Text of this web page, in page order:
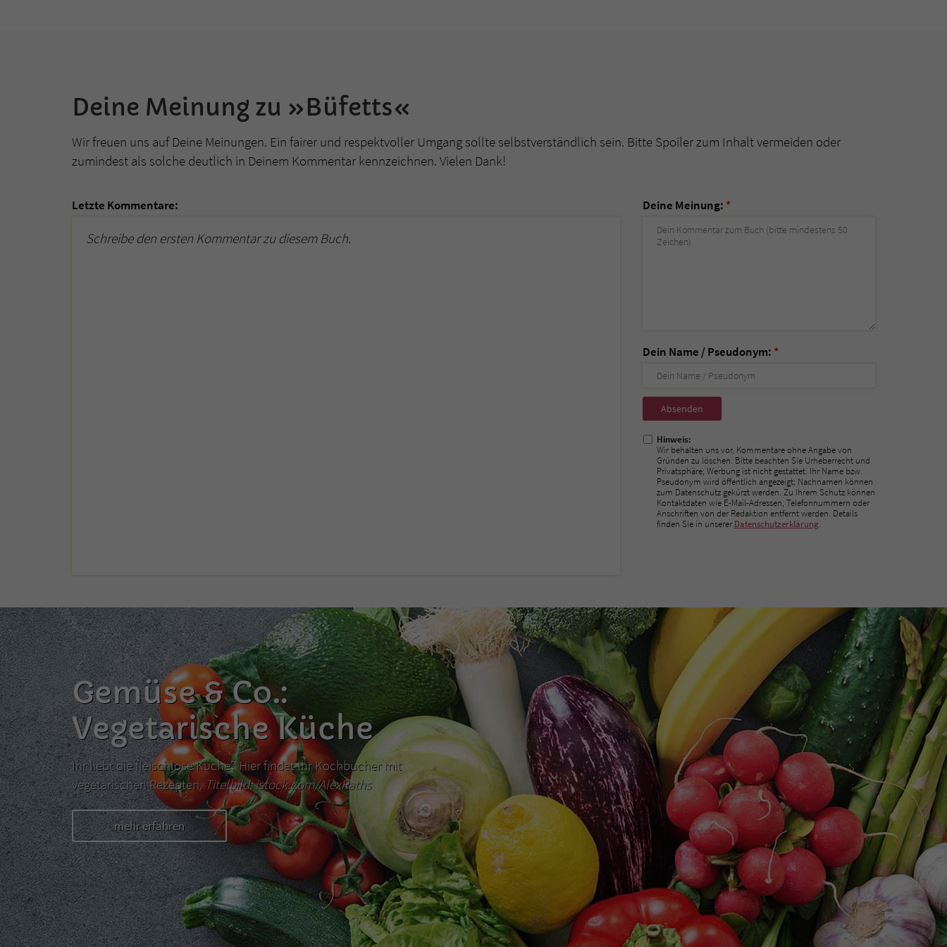
Deine Meinung zu »Büfetts«
Wir freuen uns auf Deine Meinungen. Ein fairer und respektvoller Umgang sollte selbstverständlich sein. Bitte Spoiler zum Inhalt vermeiden oder
zumindest als solche deutlich in Deinem Kommentar kennzeichnen. Vielen Dank!
Letzte Kommentare:
Schreibe den ersten Kommentar zu diesem Buch.
Deine Meinung: *
Dein Name / Pseudonym: *
Nicht
ausfüllen!
Hinweis:
Wir behalten uns vor, Kommentare ohne Angabe von
Gründen zu löschen. Bitte beachten Sie Urheberrecht und
Privatsphäre; Werbung ist nicht gestattet. Ihr Name bzw.
Pseudonym wird öffentlich angezeigt; Nachnamen können
zum Datenschutz gekürzt werden. Zu Ihrem Schutz können
Kontaktdaten wie E-Mail-Adressen, Telefonnummern oder
Anschriften von der Redaktion entfernt werden. Details
finden Sie in unserer Datenschutzerklärung.
Gemüse & Co.:
Vegetarische Küche
Ihr liebt die fleischlose Küche? Hier findet Ihr Kochbücher mit
vegetarischen Rezepten. Titelbild: istock.com/AlexRaths
mehr erfahren